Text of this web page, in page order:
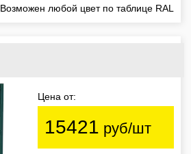
Возможен любой цвет по таблице RAL
Цена от:
15421 руб/шт